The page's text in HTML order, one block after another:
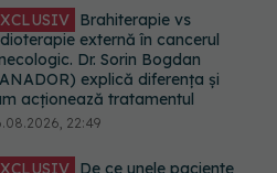
De ce unele paciente
cancer de col uterin nu mai ajung
Dr. Sorin Bogdan
Intervenția
doar în situații
20:45